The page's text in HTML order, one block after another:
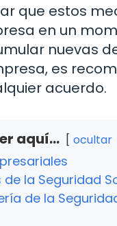
que estos
en un
nuevas
es
acuerdo.
aquí... ocultar
la Seguridad
de la